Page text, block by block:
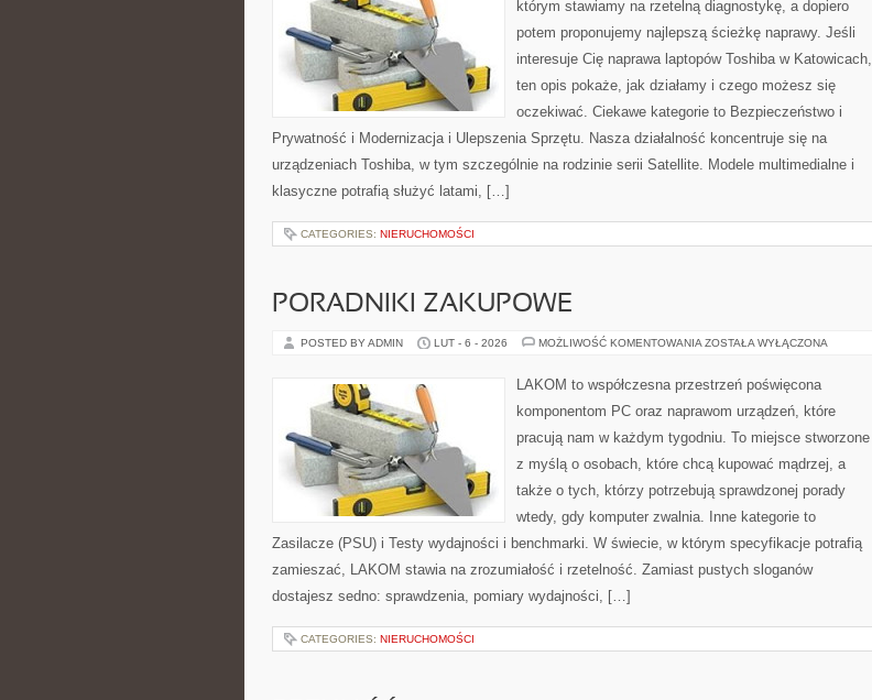
którym stawiamy na rzetelną diagnostykę, a dopiero
potem proponujemy najlepszą ścieżkę naprawy. Jeśli
interesuje Cię naprawa laptopów Toshiba w Katowicach,
ten opis pokaże, jak działamy i czego możesz się
oczekiwać. Ciekawe kategorie to Bezpieczeństwo i
Prywatność i Modernizacja i Ulepszenia Sprzętu. Nasza działalność koncentruje się na
urządzeniach Toshiba, w tym szczególnie na rodzinie serii Satellite. Modele multimedialne i
klasyczne potrafią służyć latami, […]
CATEGORIES: NIERUCHOMOŚCI
PORADNIKI ZAKUPOWE
POSTED BY ADMIN LUT - 6 - 2026 MOŻLIWOŚĆ KOMENTOWANIA PORADNIKI
ZOSTAŁA WYŁĄCZONA
LAKOM to współczesna przestrzeń poświęcona
komponentom PC oraz naprawom urządzeń, które
pracują nam w każdym tygodniu. To miejsce stworzone
z myślą o osobach, które chcą kupować mądrzej, a
także o tych, którzy potrzebują sprawdzonej porady
wtedy, gdy komputer zwalnia. Inne kategorie to
Zasilacze (PSU) i Testy wydajności i benchmarki. W świecie, w którym specyfikacje potrafią
zamieszać, LAKOM stawia na zrozumiałość i rzetelność. Zamiast pustych sloganów
dostajesz sedno: sprawdzenia, pomiary wydajności, […]
CATEGORIES: NIERUCHOMOŚCI